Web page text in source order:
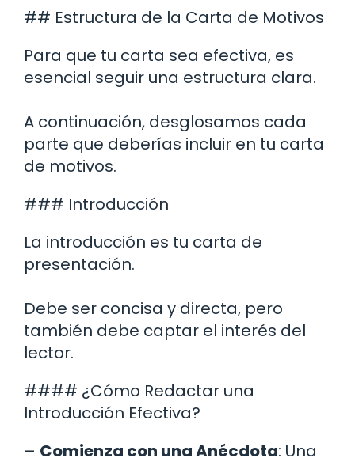
## Estructura de la Carta de Motivos
Para que tu carta sea efectiva, es
esencial seguir una estructura clara.
A continuación, desglosamos cada
parte que deberías incluir en tu carta
de motivos.
### Introducción
La introducción es tu carta de
presentación.
Debe ser concisa y directa, pero
también debe captar el interés del
lector.
#### ¿Cómo Redactar una
Introducción Efectiva?
– Comienza con una Anécdota: Una